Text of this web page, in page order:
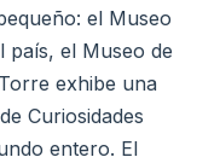
el Museo
país, el Museo de
exhibe una
Curiosidades
entero. El